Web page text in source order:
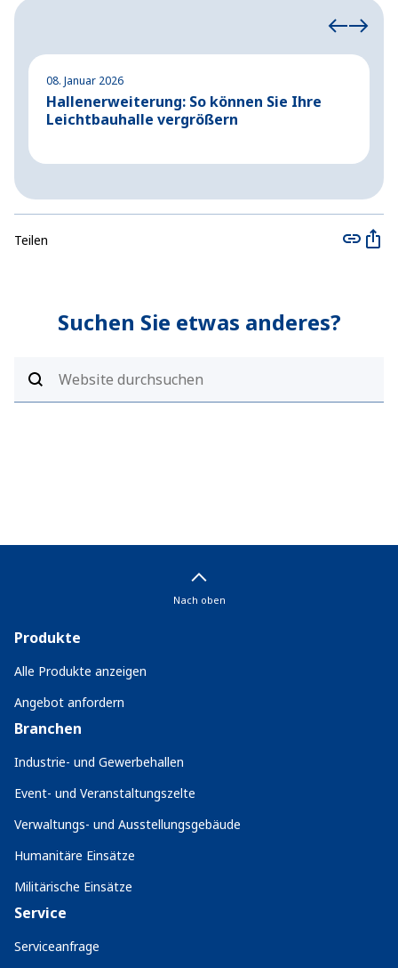
08. Januar 2026
Hallenerweiterung: So können Sie Ihre
Leichtbauhalle vergrößern
Teilen
Suchen Sie etwas anderes?
Nach oben
Produkte
Alle Produkte anzeigen
Angebot anfordern
Branchen
Industrie- und Gewerbehallen
Event- und Veranstaltungszelte
Verwaltungs- und Ausstellungsgebäude
Humanitäre Einsätze
Militärische Einsätze
Service
Serviceanfrage